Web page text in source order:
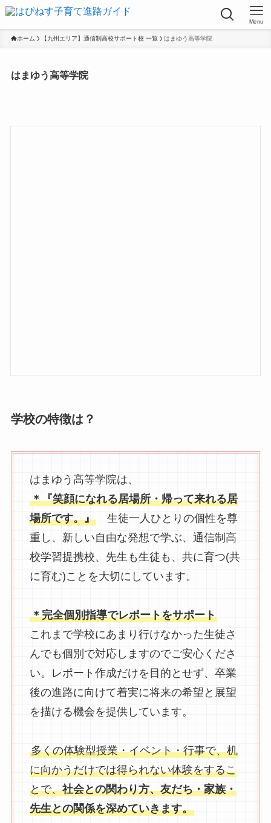
Menu
ホーム 【九州エリア】通信制高校サポート校 一覧 はまゆう高等学院
はまゆう高等学院
学校の特徴は？
はまゆう高等学院は、
＊『笑顔になれる居場所・帰って来れる居
場所です。』
生徒一人ひとりの個性を尊
重し、新しい自由な発想で学ぶ、通信制高
校学習提携校、先生も生徒も、共に育つ(共
に育む)ことを大切にしています。
＊完全個別指導でレポートをサポート
これまで学校にあまり行けなかった生徒さ
んでも個別で対応しますのでご安心くださ
い。レポート作成だけを目的とせず、卒業
後の進路に向けて着実に将来の希望と展望
を描ける機会を提供しています。
多くの体験型授業・イベント・行事で、机
に向かうだけでは得られない体験をするこ
とで、社会との関わり方、友だち・家族・
先生との関係を深めていきます。